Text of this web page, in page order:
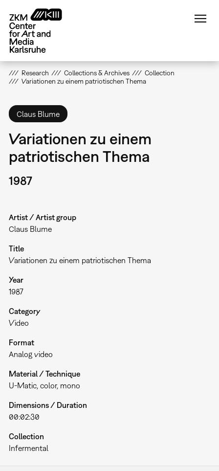
main
content
Research Collections & Archives
Collection
Variationen zu einem patriotischen Thema
Claus Blume
Variationen zu einem
patriotischen Thema
1987
Artist / Artist group
Claus Blume
Title
Variationen zu einem patriotischen Thema
Year
1987
Category
Video
Format
Analog video
Material / Technique
U-Matic, color, mono
Dimensions / Duration
00:02:30
Collection
Infermental